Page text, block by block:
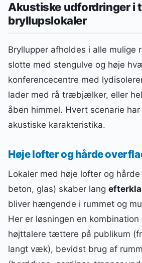
Akustiske udfordringer i
bryllupslokaler
Bryllupper afholdes i alle mulige
slotte med stengulve og høje
konferencecentre med
lader med rå træbjælker, eller
åben himmel. Hvert scenarie har
akustiske karakteristika.
Høje lofter og hårde
Lokaler med høje lofter og
beton, glas) skaber lang
bliver hængende i rummet og
Her er løsningen en
højttalere tættere på publikum
langt væk), bevidst brug af